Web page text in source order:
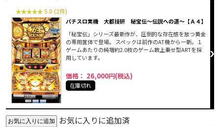
5.0 (2件)
パチスロ実機 大都技研 秘宝伝～伝説への道～【Ａ４】
「秘宝伝」シリーズ最新作が、圧倒的な存在感を放つ黄金
の専用筐体で登場。 スペックは前作のAT機から一新。１
ゲームあたりの純増約2.0枚のゲーム数上乗せ型ARTを採
用しています。
価格： 26,000円(税込)
在庫切れ
お気に入りに追加済